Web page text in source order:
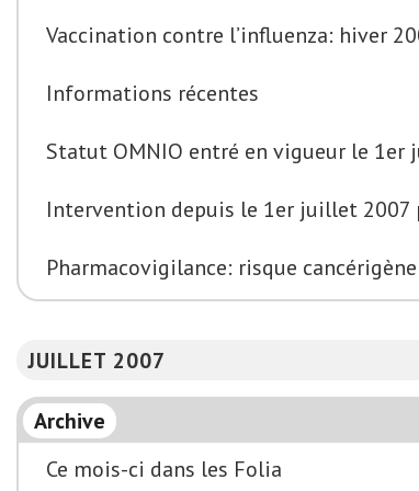
Vaccination contre l’influenza: hiver
Informations récentes
Statut OMNIO entré en vigueur le 1er
Intervention depuis le 1er juillet 2007
Pharmacovigilance: risque
JUILLET 2007
Archive
Ce mois-ci dans les Folia